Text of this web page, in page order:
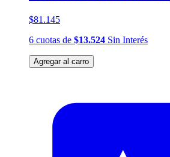
$81.145
6 cuotas de $13.524 Sin Interés
Agregar al carro